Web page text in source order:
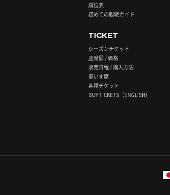
順位表
初めての観戦ガイド
TICKET
シーズンチケット
座席図 / 価格
販売日程 / 購入方法
車いす席
各種チケット
BUY TICKETS（ENGLISH）